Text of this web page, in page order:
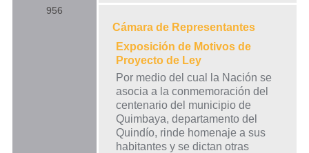
956
Cámara de Representantes
Exposición de Motivos de
Proyecto de Ley
Por medio del cual la Nación se
asocia a la conmemoración del
centenario del municipio de
Quimbaya, departamento del
Quindío, rinde homenaje a sus
habitantes y se dictan otras